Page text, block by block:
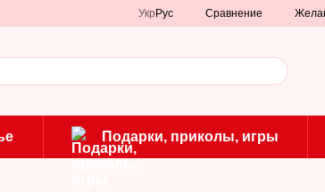
Укр Рус Сравнение
Подарки, приколы, игры